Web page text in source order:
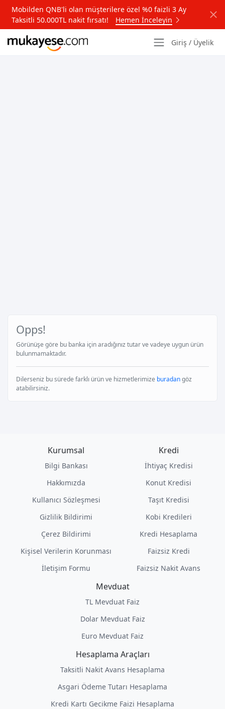
Mobilden QNB'li olan müşterilere özel %0 faizli 3 Ay
Taksitli 50.000TL nakit fırsatı!
Hemen İnceleyin
Giriş / Üyelik
Opps!
Görünüşe göre bu banka için aradığınız tutar ve vadeye uygun ürün
bulunmamaktadır.
Dilerseniz bu sürede farklı ürün ve hizmetlerimize buradangöz
atabilirsiniz.
Kurumsal
Bilgi Bankası
Hakkımızda
Kullanıcı Sözleşmesi
Gizlilik Bildirimi
Çerez Bildirimi
Kişisel Verilerin Korunması
İletişim Formu
Kredi
İhtiyaç Kredisi
Konut Kredisi
Taşıt Kredisi
Kobi Kredileri
Kredi Hesaplama
Faizsiz Kredi
Faizsiz Nakit Avans
Mevduat
TL Mevduat Faiz
Dolar Mevduat Faiz
Euro Mevduat Faiz
Hesaplama Araçları
Taksitli Nakit Avans Hesaplama
Asgari Ödeme Tutarı Hesaplama
Kredi Kartı Gecikme Faizi Hesaplama